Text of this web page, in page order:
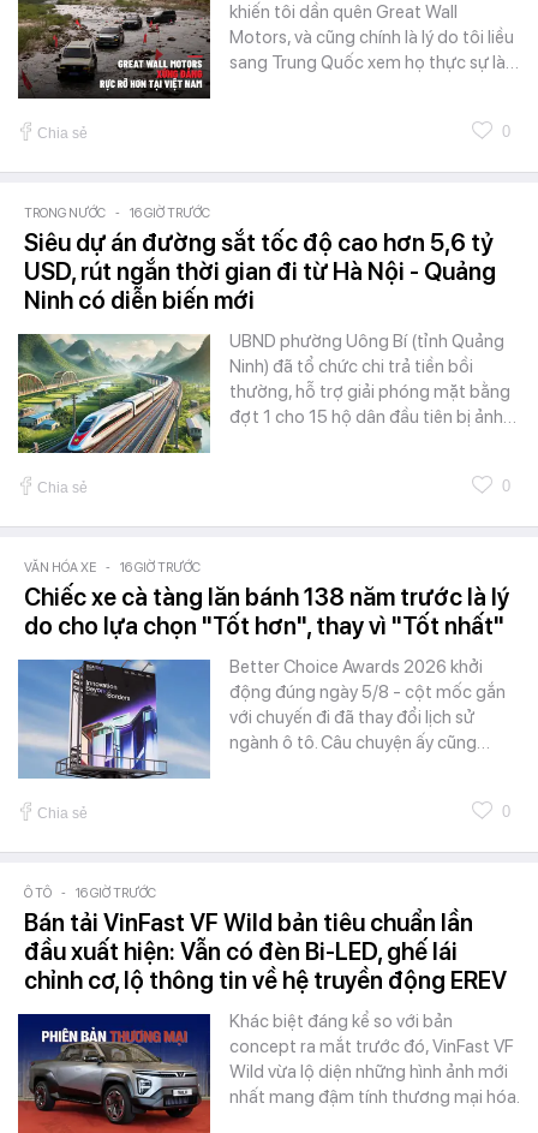
khiến tôi dần quên Great Wall
Motors, và cũng chính là lý do tôi liều
sang Trung Quốc xem họ thực sự là…
Chia sẻ 0
TRONG NƯỚC - 16 GIỜ TRƯỚC
Siêu dự án đường sắt tốc độ cao hơn 5,6 tỷ
USD, rút ngắn thời gian đi từ Hà Nội - Quảng
Ninh có diễn biến mới
UBND phường Uông Bí (tỉnh Quảng
Ninh) đã tổ chức chi trả tiền bồi
thường, hỗ trợ giải phóng mặt bằng
đợt 1 cho 15 hộ dân đầu tiên bị ảnh…
Chia sẻ 0
VĂN HÓA XE - 16 GIỜ TRƯỚC
Chiếc xe cà tàng lăn bánh 138 năm trước là lý
do cho lựa chọn "Tốt hơn", thay vì "Tốt nhất"
Better Choice Awards 2026 khởi
động đúng ngày 5/8 - cột mốc gắn
với chuyến đi đã thay đổi lịch sử
ngành ô tô. Câu chuyện ấy cũng…
Chia sẻ 0
Ô TÔ - 16 GIỜ TRƯỚC
Bán tải VinFast VF Wild bản tiêu chuẩn lần
đầu xuất hiện: Vẫn có đèn Bi-LED, ghế lái
chỉnh cơ, lộ thông tin về hệ truyền động EREV
Khác biệt đáng kể so với bản
concept ra mắt trước đó, VinFast VF
Wild vừa lộ diện những hình ảnh mới
nhất mang đậm tính thương mại hóa.